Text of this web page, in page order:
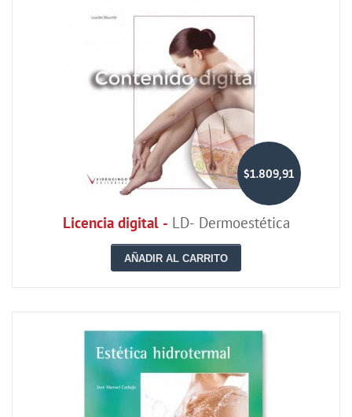
$1.809,91
Licencia digital - LD- Dermoestética
AÑADIR AL CARRITO